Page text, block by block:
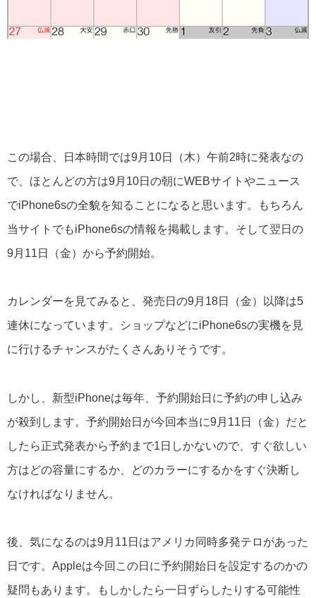
この場合、日本時間では9月10日（木）午前2時に発表なの
で、ほとんどの方は9月10日の朝にWEBサイトやニュース
でiPhone6sの全貌を知ることになると思います。もちろん
当サイトでもiPhone6sの情報を掲載します。そして翌日の
9月11日（金）から予約開始。
カレンダーを見てみると、発売日の9月18日（金）以降は5
連休になっています。ショップなどにiPhone6sの実機を見
に行けるチャンスがたくさんありそうです。
しかし、新型iPhoneは毎年、予約開始日に予約の申し込み
が殺到します。予約開始日が今回本当に9月11日（金）だと
したら正式発表から予約まで1日しかないので、すぐ欲しい
方はどの容量にするか、どのカラーにするかをすぐ決断し
なければなりません。
後、気になるのは9月11日はアメリカ同時多発テロがあった
日です。Appleは今回この日に予約開始日を設定するのかの
疑問もあります。もしかしたら一日ずらしたりする可能性